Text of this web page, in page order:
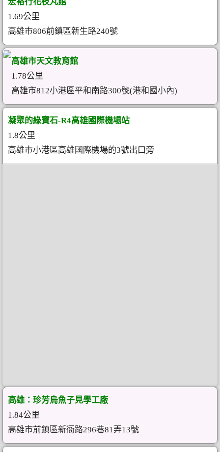
1.69公里
高雄市806前鎮區新生路240號
高雄市天文教育館
1.78公里
高雄市812小港區平和南路300號(港和國小內)
凝聚的綠寶石-R4高雄國際機場站
1.8公里
高雄市小港區高雄國際機場的3號出口旁
高雄：珍芳烏魚子見學工廠
1.84公里
高雄市前鎮區新衙路296巷81弄13號